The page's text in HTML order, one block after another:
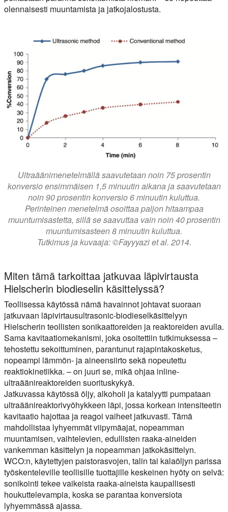
olennaisesti muuntamista ja jatkojalostusta.
Ultraäänimenetelmällä saavutetaan noin 75 prosentin
konversio ensimmäisen 1,5 minuutin aikana ja saavutetaan
noin 90 prosentin konversio 6 minuutin kuluttua.
Perinteinen menetelmä osoittaa paljon hitaampaa
muuntumisastetta, sillä se saavuttaa vain noin 40 prosentin
muuntumisasteen 8 minuutin kuluttua.
Tutkimus ja kuvaaja: ©Fayyyazi et al. 2014.
Miten tämä tarkoittaa jatkuvaa läpivirtausta
Hielscherin biodieselin käsittelyssä?
Teollisessa käytössä nämä havainnot johtavat suoraan
jatkuvaan läpivirtausultrasonic-biodieselkäsittelyyn
Hielscherin teollisten sonikaattoreiden ja reaktoreiden avulla.
Sama kavitaatiomekanismi, joka osoitettiin tutkimuksessa –
tehostettu sekoittuminen, parantunut rajapintakosketus,
nopeampi lämmön- ja aineensiirto sekä nopeutettu
reaktiokinetiikka. – on juuri se, mikä ohjaa inline-
ultraäänireaktoreiden suorituskykyä.
Jatkuvassa käytössä öljy, alkoholi ja katalyytti pumpataan
ultraäänireaktorivyöhykkeen läpi, jossa korkean intensiteetin
kavitaatio hajottaa ja reagoi vaiheet jatkuvasti. Tämä
mahdollistaa lyhyemmät viipymäajat, nopeamman
muuntamisen, vaihtelevien, edullisten raaka-aineiden
vankemman käsittelyn ja nopeamman jatkokäsittelyn.
WCO:n, käytettyjen paistorasvojen, talin tai kalaöljyn parissa
työskenteleville teollisille tuottajille keskeinen hyöty on selvä:
sonikointi tekee vaikeista raaka-aineista kaupallisesti
houkuttelevampia, koska se parantaa konversiota
lyhyemmässä ajassa.